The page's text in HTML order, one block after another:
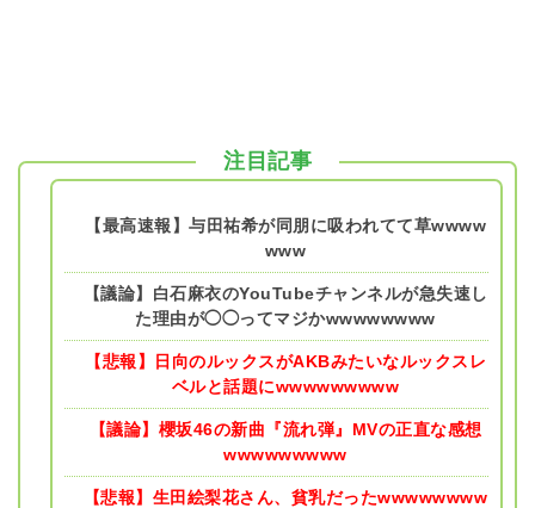
注目記事
【最高速報】与田祐希が同朋に吸われてて草wwww
www
【議論】白石麻衣のYouTubeチャンネルが急失速し
た理由が◯◯ってマジかwwwwwwww
【悲報】日向のルックスがAKBみたいなルックスレ
ベルと話題にwwwwwwwww
【議論】櫻坂46の新曲『流れ弾』MVの正直な感想
wwwwwwwww
【悲報】生田絵梨花さん、貧乳だったwwwwwwww